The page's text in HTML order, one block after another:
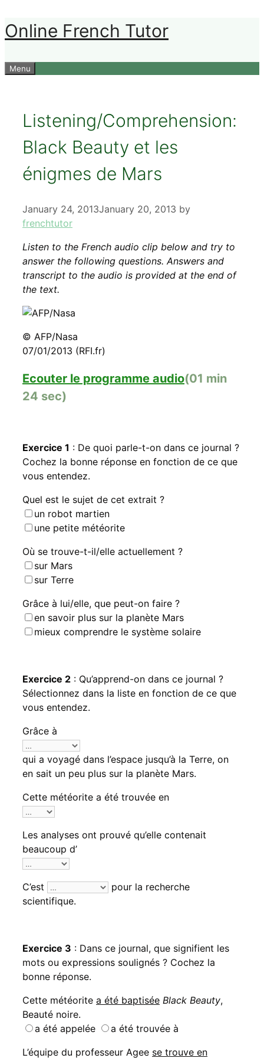
Skip
to
Online French Tutor
Menu
Listening/Comprehension:
Black Beauty et les
énigmes de Mars
January 24, 2013January 20, 2013 by
frenchtutor
Listen to the French audio clip below and try to
answer the following questions. Answers and
transcript to the audio is provided at the end of
the text.
© AFP/Nasa
07/01/2013 (RFI.fr)
Ecouter le programme audio(01 min
24 sec)
Exercice 1 : De quoi parle-t-on dans ce journal ?
Cochez la bonne réponse en fonction de ce que
vous entendez.
Quel est le sujet de cet extrait ?
un robot martien
une petite météorite
Où se trouve-t-il/elle actuellement ?
sur Mars
sur Terre
Grâce à lui/elle, que peut-on faire ?
en savoir plus sur la planète Mars
mieux comprendre le système solaire
Exercice 2 : Qu’apprend-on dans ce journal ?
Sélectionnez dans la liste en fonction de ce que
vous entendez.
Grâce à
qui a voyagé dans l’espace jusqu’à la Terre, on
en sait un peu plus sur la planète Mars.
Cette météorite a été trouvée en
Les analyses ont prouvé qu’elle contenait
beaucoup d’
C’est
pour la recherche
scientifique.
Exercice 3 : Dans ce journal, que signifient les
mots ou expressions soulignés ? Cochez la
bonne réponse.
Cette météorite a été baptisée Black Beauty,
Beauté noire.
a été appelée
a été trouvée à
L’équipe du professeur Agee se trouve en